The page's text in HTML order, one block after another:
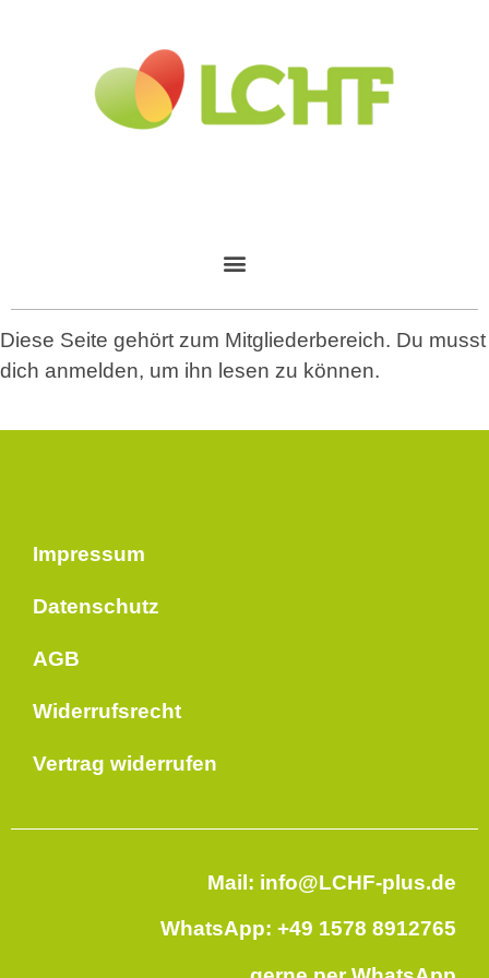
Diese Seite gehört zum Mitgliederbereich. Du musst
dich anmelden, um ihn lesen zu können.
Impressum
Datenschutz
AGB
Widerrufsrecht
Vertrag widerrufen
Mail: info@LCHF-plus.de
WhatsApp: +49 1578 8912765